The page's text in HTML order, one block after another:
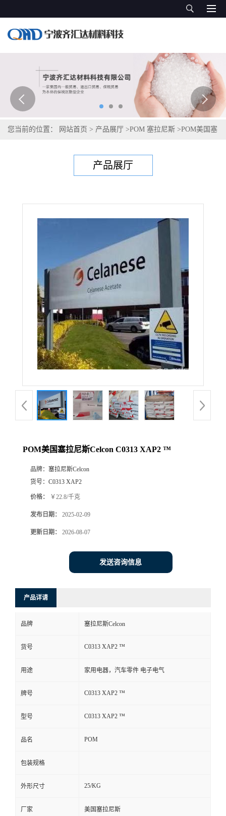
您当前的位置： 网站首页 > 产品展厅 >POM 塞拉尼斯 >POM美国塞
产品展厅
POM美国塞拉尼斯Celcon C0313 XAP2 ™
品牌： 塞拉尼斯Celcon
货号： C0313 XAP2
价格： ￥22.8/千克
发布日期： 2025-02-09
更新日期： 2026-08-07
发送咨询信息
产品详请
品牌 塞拉尼斯Celcon
货号 C0313 XAP2 ™
用途 家用电器，汽车零件 电子电气
牌号 C0313 XAP2 ™
型号 C0313 XAP2 ™
品名 POM
包装规格
外形尺寸 25/KG
厂家 美国塞拉尼斯